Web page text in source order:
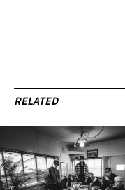
RELATED